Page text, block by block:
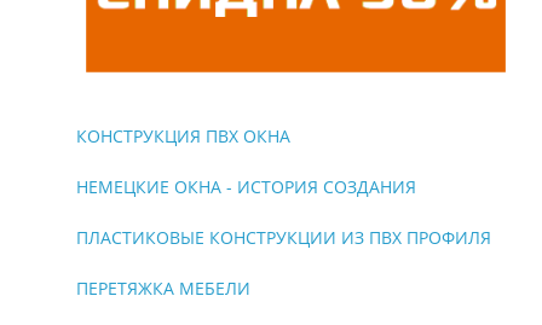
КОНСТРУКЦИЯ ПВХ ОКНА
НЕМЕЦКИЕ ОКНА - ИСТОРИЯ СОЗДАНИЯ
ПЛАСТИКОВЫЕ КОНСТРУКЦИИ ИЗ ПВХ ПРОФИЛЯ
ПЕРЕТЯЖКА МЕБЕЛИ